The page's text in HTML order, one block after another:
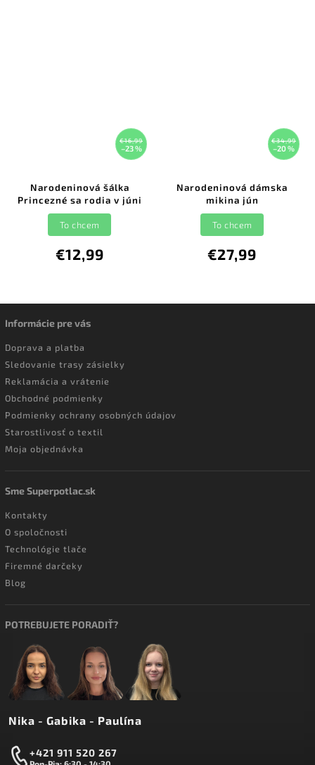
€16,99
–23 %
Narodeninová šálka
Princezné sa rodia v júni
€12,99
To chcem
€34,99
–20 %
Narodeninová dámska
mikina jún
€27,99
To chcem
Informácie pre vás
Doprava a platba
Sledovanie trasy zásielky
Reklamácia a vrátenie
Obchodné podmienky
Podmienky ochrany osobných údajov
Starostlivosť o textil
Moja objednávka
Sme Superpotlac.sk
Kontakty
O spoločnosti
Technológie tlače
Firemné darčeky
Blog
POTREBUJETE PORADIŤ?
Nika - Gabika - Paulína
+421 911 520 267